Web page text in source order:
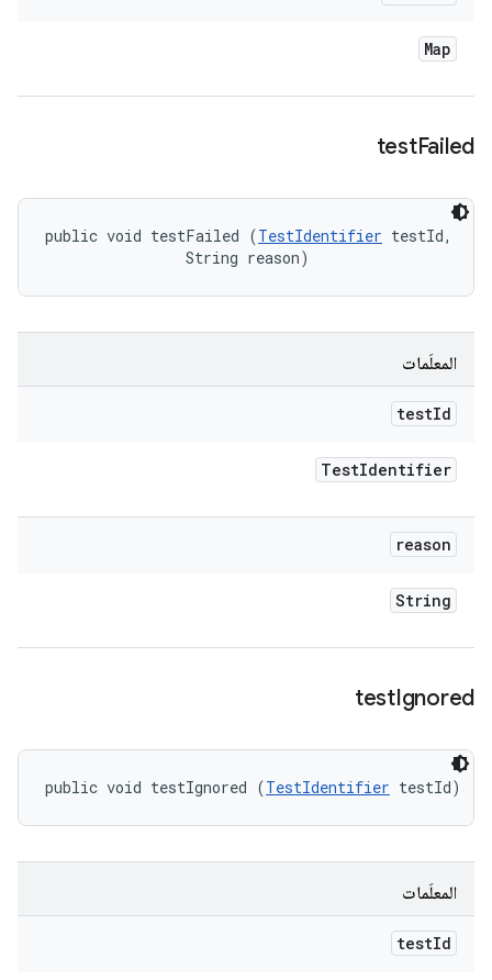
Map
testFailed
public void testFailed (TestIdentifier testId,
                String reason)
المعلَمات
testId
TestIdentifier
reason
String
testIgnored
public void testIgnored (TestIdentifier testId)
المعلَمات
testId